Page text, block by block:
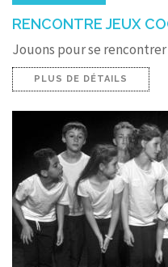
RENCONTRE JEUX
Jouons pour se rencontrer
PLUS DE DÉTAILS